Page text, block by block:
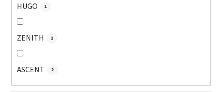
HUGO 1
ZENITH 1
ASCENT 2